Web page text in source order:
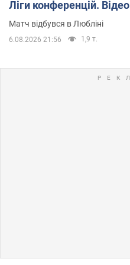
Ліги конференцій. Відео
Матч відбувся в Любліні
6.08.2026 21:56 1,9 т.